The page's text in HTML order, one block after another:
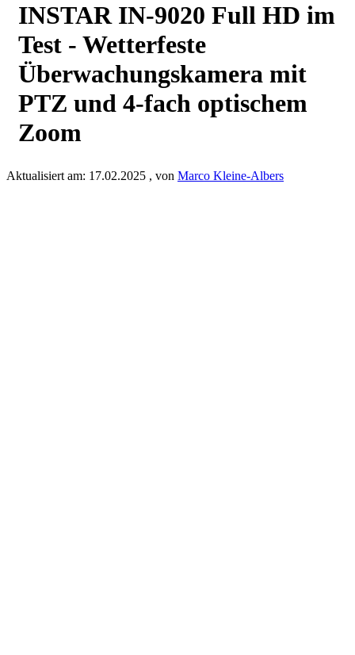
INSTAR IN-9020 Full HD im
Test - Wetterfeste
Überwachungskamera mit
PTZ und 4-fach optischem
Zoom
Aktualisiert am: 17.02.2025 , von Marco Kleine-Albers